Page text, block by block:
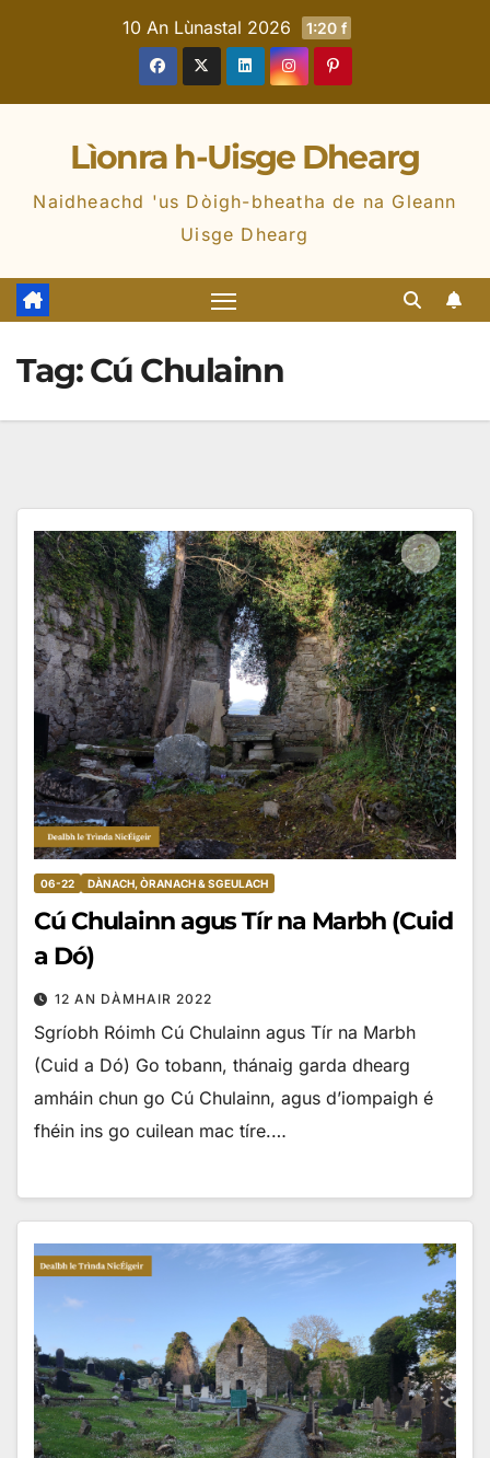
10 An Lùnastal 2026 1:20 f
Lìonra h-Uisge Dhearg
Naidheachd 'us Dòigh-bheatha de na Gleann
Uisge Dhearg
Tag:Cú Chulainn
06-22 DÀNACH, ÒRANACH & SGEULACH
Cú Chulainn agus Tír na Marbh (Cuid
a Dó)
12 AN DÀMHAIR 2022
Sgríobh Róimh Cú Chulainn agus Tír na Marbh
(Cuid a Dó) Go tobann, thánaig garda dhearg
amháin chun go Cú Chulainn, agus d’iompaigh é
fhéin ins go cuilean mac tíre.…